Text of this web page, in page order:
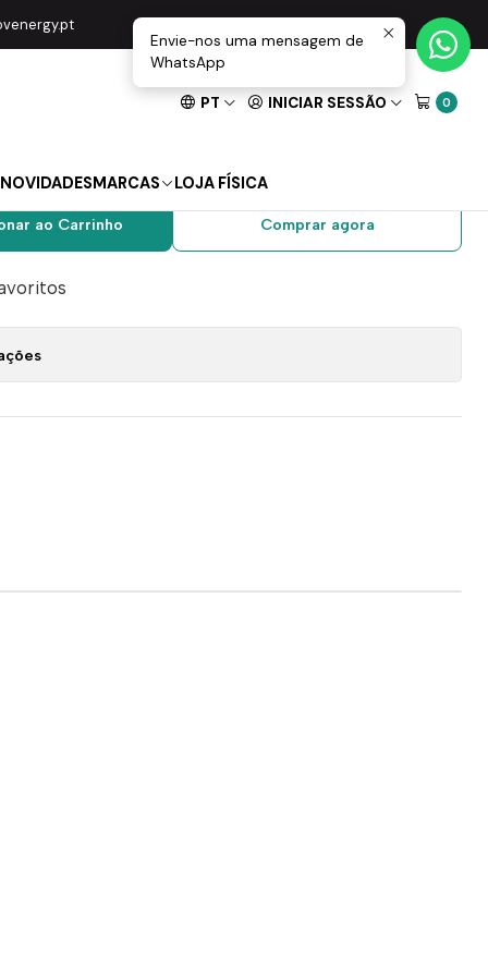
PT INICIAR SESSÃO 0
NOVIDADESMARCAS LOJA FÍSICA
Mate 45011SPM - EFAPEL
2 Módulo
- EFAPEL
ao Carrinho Comprar agora
Envie-nos uma mensagem de
WhatsApp